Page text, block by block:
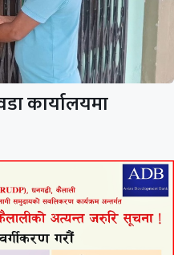
कार्यालयमा